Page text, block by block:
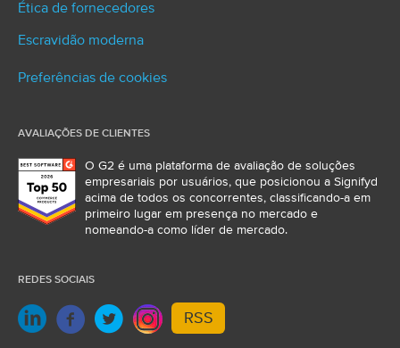
Ética de fornecedores
Escravidão moderna
Preferências de cookies
AVALIAÇÕES DE CLIENTES
O G2 é uma plataforma de avaliação de soluções
empresariais por usuários, que posicionou a Signifyd
acima de todos os concorrentes, classificando-a em
primeiro lugar em presença no mercado e
nomeando-a como líder de mercado.
REDES SOCIAIS
RSS